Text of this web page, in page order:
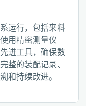
运行，包括来料
用精密测量仪
进工具，确保数
整的装配记录、
和持续改进。